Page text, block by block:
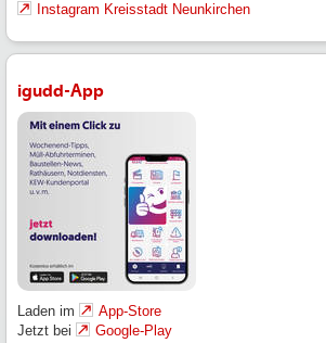
Instagram Kreisstadt Neunkirchen
igudd-App
Laden im
App-Store
Jetzt bei
Google-Play